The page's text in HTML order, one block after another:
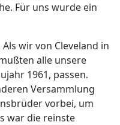
Für uns wurde ein
wir von Cleveland in
alle unsere
1961, passen.
Versammlung
vorbei, um
war die reinste